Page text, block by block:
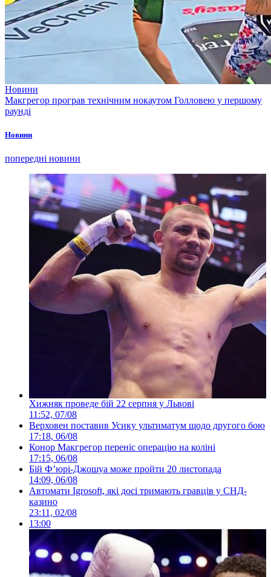
Новини
Макгрегор програв технічним нокаутом Голловею у першому
раунді
Новини
попередні новини
Хижняк проведе бій 22 серпня у Львові
11:52, 07/08
Верховен поставив Усику ультиматум щодо другого бою
17:18, 06/08
Конор Макгрегор переніс операцію на коліні
17:15, 06/08
Бій Ф’юрі-Джошуа може пройти 20 листопада
14:09, 06/08
Автомати Igrosoft, які досі тримають гравців у СНД-
казино
23:11, 02/08
13:00